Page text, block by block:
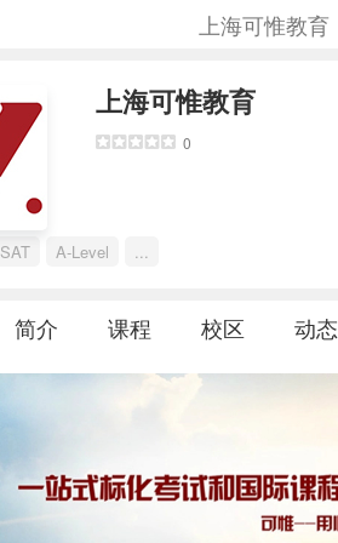
上海可惟教育
上海可惟教育
0
SAT A-Level ...
简介 课程 校区 动态